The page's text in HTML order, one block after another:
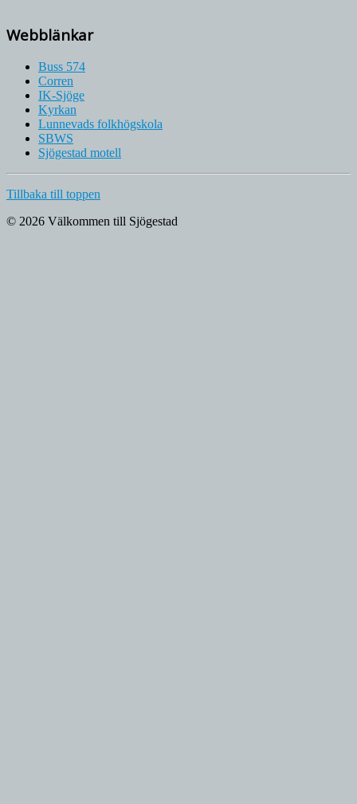
Webblänkar
Buss 574
Corren
IK-Sjöge
Kyrkan
Lunnevads folkhögskola
SBWS
Sjögestad motell
Tillbaka till toppen
© 2026 Välkommen till Sjögestad